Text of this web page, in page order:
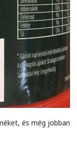
és még jobban